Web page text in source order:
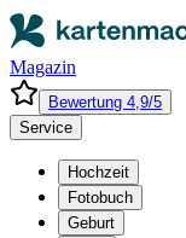
Magazin
Bewertung 4,9/5
Service
Hochzeit
Fotobuch
Geburt